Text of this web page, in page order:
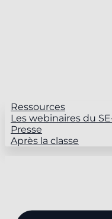
Ressources
Les webinaires du
Presse
Après la classe